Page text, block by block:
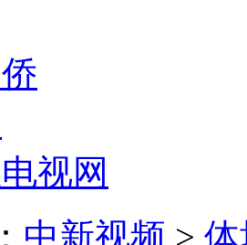
视网
中新视频 >